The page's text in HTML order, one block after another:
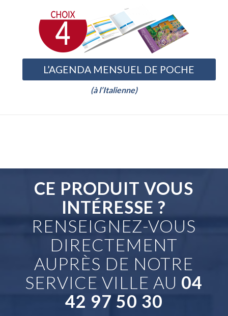
L’AGENDA MENSUEL DE POCHE
(à l’Italienne)
CE PRODUIT VOUS
INTÉRESSE ?
RENSEIGNEZ-VOUS
DIRECTEMENT
AUPRÈS DE NOTRE
SERVICE VILLE AU 04
42 97 50 30